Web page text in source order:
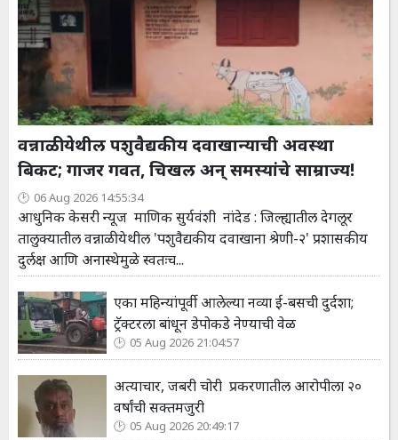
वन्नाळी येथील पशुवैद्यकीय दवाखान्याची अवस्था
बिकट; गाजर गवत, चिखल अन् समस्यांचे साम्राज्य!
06 Aug 2026 14:55:34
आधुनिक केसरी न्यूज माणिक सुर्यवंशी नांदेड : जिल्ह्यातील देगलूर
तालुक्यातील वन्नाळी येथील 'पशुवैद्यकीय दवाखाना श्रेणी-२' प्रशासकीय
दुर्लक्ष आणि अनास्थेमुळे स्वतःच...
एका महिन्यांपूर्वी आलेल्या नव्या ई-बसची दुर्दशा;
ट्रॅक्टरला बांधून डेपोकडे नेण्याची वेळ
05 Aug 2026 21:04:57
अत्याचार, जबरी चोरी प्रकरणातील आरोपीला २०
वर्षांची सक्तमजुरी
05 Aug 2026 20:49:17